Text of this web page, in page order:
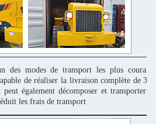
des modes de transport les plus
de réaliser la livraison complète de 3
également décomposer et transporter
les frais de transport